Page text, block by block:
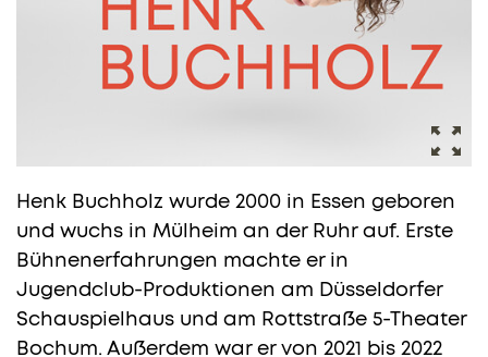
Henk Buchholz wurde 2000 in Essen geboren
und wuchs in Mülheim an der Ruhr auf. Erste
Bühnenerfahrungen machte er in
Jugendclub-Produktionen am Düsseldorfer
Schauspielhaus und am Rottstraße 5-Theater
Bochum. Außerdem war er von 2021 bis 2022